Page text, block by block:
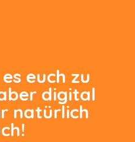
euch zu
digital
natürlich